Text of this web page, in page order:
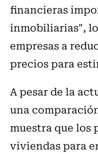
financieras
inmobiliarias",
empresas a
precios para
A pesar de la
una
muestra que los
viviendas para